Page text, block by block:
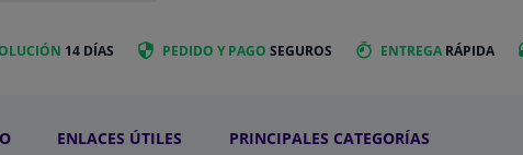
14 DÍAS PEDIDO Y PAGO SEGUROS ENTREGA RÁPIDA
ENLACES ÚTILES PRINCIPALES CATEGORÍAS